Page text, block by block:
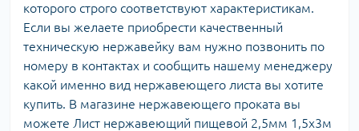
которого строго соответствуют характеристикам.
Если вы желаете приобрести качественный
техническую нержавейку вам нужно позвонить по
номеру в контактах и сообщить нашему менеджеру
какой именно вид нержавеющего листа вы хотите
купить. В магазине нержавеющего проката вы
можете Лист нержавеющий пищевой 2,5мм 1,5х3м